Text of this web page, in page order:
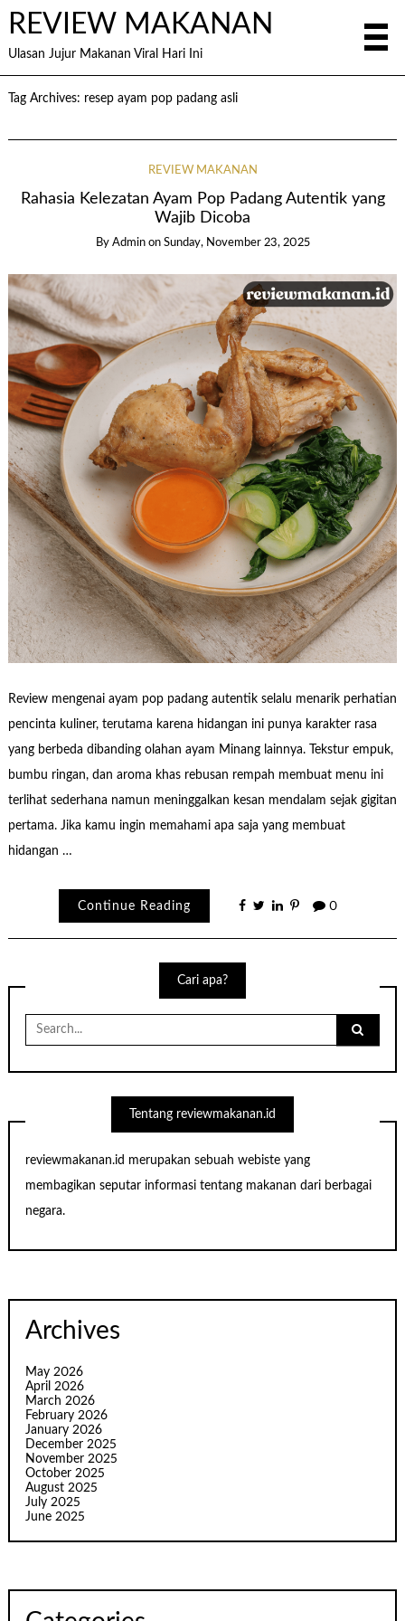
REVIEW MAKANAN
Ulasan Jujur Makanan Viral Hari Ini
Tag Archives: resep ayam pop padang asli
REVIEW MAKANAN
Rahasia Kelezatan Ayam Pop Padang Autentik yang
Wajib Dicoba
By Admin on Sunday, November 23, 2025
Review mengenai ayam pop padang autentik selalu menarik perhatian
pencinta kuliner, terutama karena hidangan ini punya karakter rasa
yang berbeda dibanding olahan ayam Minang lainnya. Tekstur empuk,
bumbu ringan, dan aroma khas rebusan rempah membuat menu ini
terlihat sederhana namun meninggalkan kesan mendalam sejak gigitan
pertama. Jika kamu ingin memahami apa saja yang membuat
hidangan …
Continue Reading 0
Cari apa?
Search
for:
Tentang reviewmakanan.id
reviewmakanan.id merupakan sebuah webiste yang
membagikan seputar informasi tentang makanan dari berbagai
negara.
Archives
May 2026
April 2026
March 2026
February 2026
January 2026
December 2025
November 2025
October 2025
August 2025
July 2025
June 2025